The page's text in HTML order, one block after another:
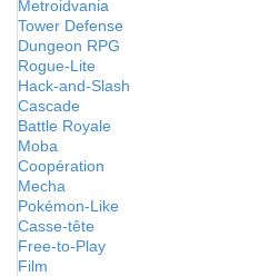
Metroidvania
Tower Defense
Dungeon RPG
Rogue-Lite
Hack-and-Slash
Cascade
Battle Royale
Moba
Coopération
Mecha
Pokémon-Like
Casse-tête
Free-to-Play
Film